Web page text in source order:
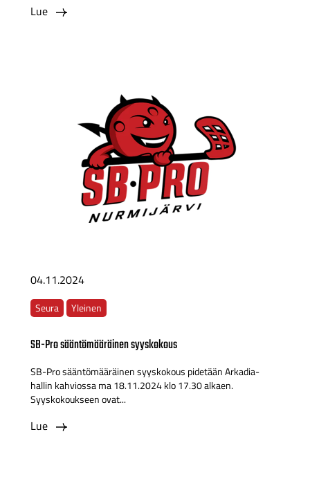
Lue
04.11.2024
Seura Yleinen
SB-Pro sääntömääräinen syyskokous
SB-Pro sääntömääräinen syyskokous pidetään Arkadia-
hallin kahviossa ma 18.11.2024 klo 17.30 alkaen.
Syyskokoukseen ovat...
Lue